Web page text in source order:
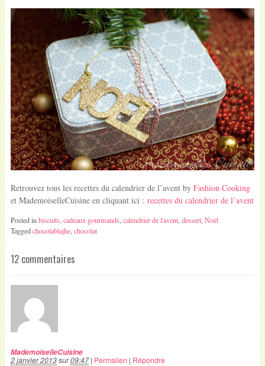
Retrouvez tous les recettes du calendrier de l’avent by Fashion Cooking
et MademoiselleCuisine en cliquant ici : recettes du calendrier de l’avent
Posted inbiscuits,cadeaux gourmands,calendrier de l'avent,dessert,Noël
Taggedchocolablajhe,chocolat
12 commentaires
MademoiselleCuisine
2 janvier 2013sur09:47| Permalien | Répondre